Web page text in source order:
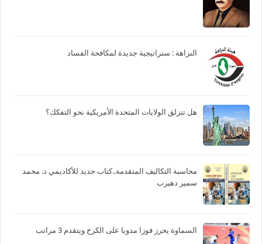
النزاهة : ستراتيجية جديدة لمكافحة الفساد
هل تنزلق الولايات المتحدة الأمريكية نحو التفكك؟
محاسبة التكاليف المتقدمة..كتاب جديد للأكاديمي د. محمد
سمير دهيرب
السماوة يحرز فوزا مدويا على الكرخ ويتقدم 3 مراتب